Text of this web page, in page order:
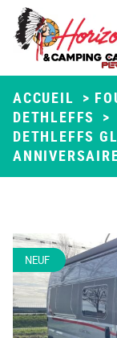
ACCUEIL >
DETHLEFFS >
DETHLEFFS
NEUF